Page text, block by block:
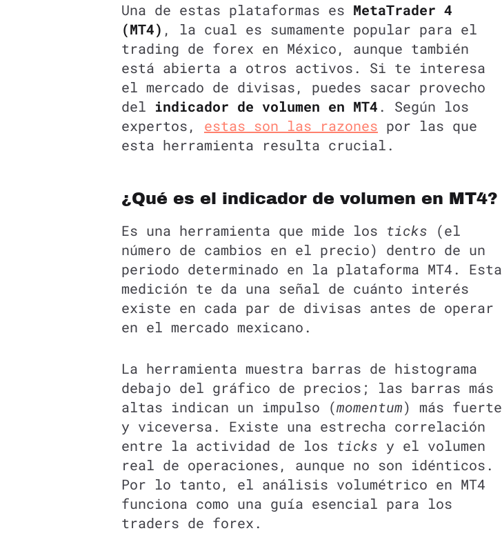
Una de estas plataformas es MetaTrader 4
(MT4) , la cual es sumamente popular para el
trading de forex en México, aunque también
está abierta a otros activos. Si te interesa
el mercado de divisas, puedes sacar provecho
del indicador de volumen en MT4 . Según los
expertos, estas son las razones por las que
esta herramienta resulta crucial.
¿Qué es el indicador de volumen en MT4?
Es una herramienta que mide los ticks (el
número de cambios en el precio) dentro de un
periodo determinado en la plataforma MT4. Esta
medición te da una señal de cuánto interés
existe en cada par de divisas antes de operar
en el mercado mexicano.
La herramienta muestra barras de histograma
debajo del gráfico de precios; las barras más
altas indican un impulso (momentum) más fuerte
y viceversa. Existe una estrecha correlación
entre la actividad de los ticks y el volumen
real de operaciones, aunque no son idénticos.
Por lo tanto, el análisis volumétrico en MT4
funciona como una guía esencial para los
traders de forex.